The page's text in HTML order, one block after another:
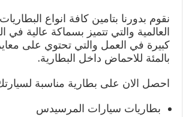
نقوم بدورنا بتامين كافة انواع
العالمية والتي تتميز بسماكة عالية في
كبيرة في العمل والتي تحتوي على
بالمئة للاحماض داخل البطارية.
احصل الان على بطارية مناسبة
بطاريات سيارات المرسيدس